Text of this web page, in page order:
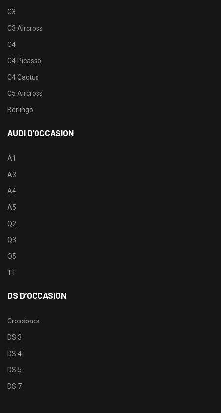
C3
C3 Aircross
C4
C4 Picasso
C4 Cactus
C5 Aircross
Berlingo
AUDI D’OCCASION
A1
A3
A4
A5
Q2
Q3
Q5
TT
DS D’OCCASION
Crossback
DS 3
DS 4
DS 5
DS 7